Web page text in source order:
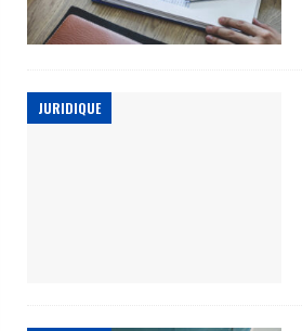
JURIDIQUE